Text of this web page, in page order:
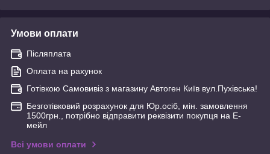
Умови оплати
Післяплата
Оплата на рахунок
Готівкою Самовивіз з магазину Автоген Київ вул.Пухівська!
Безготівковий розрахунок для Юр.осіб, мін. замовлення
1500грн., потрібно відправити реквізити покупця на Е-
мейл
Всі умови оплати